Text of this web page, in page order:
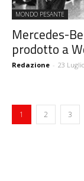
MONDO PESANTE
Mercedes-
prodotto a
Redazione - 23
1 2 3